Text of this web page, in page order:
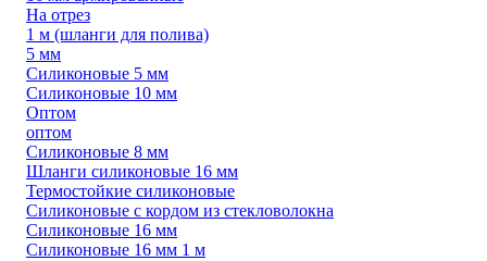
На отрез
1 м (шланги для полива)
5 мм
Силиконовые 5 мм
Силиконовые 10 мм
Оптом
оптом
Силиконовые 8 мм
Шланги силиконовые 16 мм
Термостойкие силиконовые
Силиконовые с кордом из стекловолокна
Силиконовые 16 мм
Силиконовые 16 мм 1 м